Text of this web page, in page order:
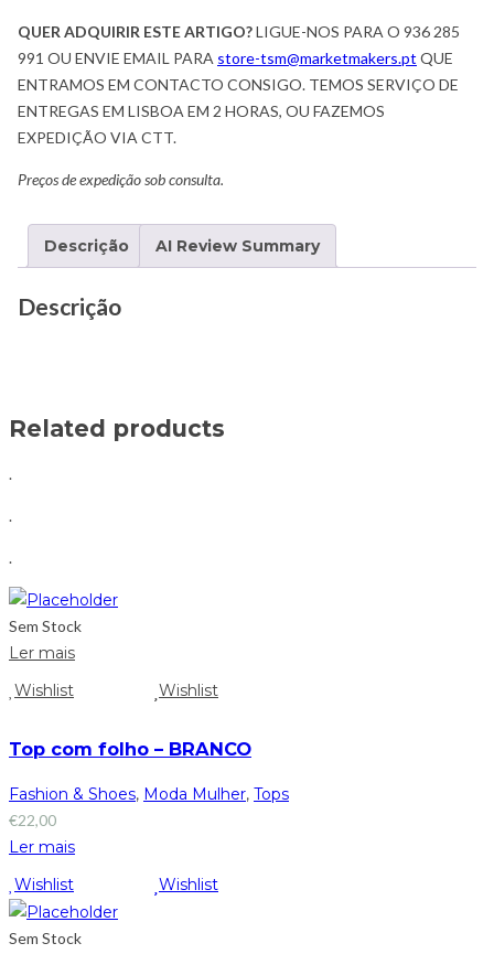
QUER ADQUIRIR ESTE ARTIGO?LIGUE-NOS PARA O 936 285
991 OU ENVIE EMAIL PARA store-tsm@marketmakers.pt QUE
ENTRAMOS EM CONTACTO CONSIGO. TEMOS SERVIÇO DE
ENTREGAS EM LISBOA EM 2 HORAS, OU FAZEMOS
EXPEDIÇÃO VIA CTT.
Preços de expedição sob consulta.
Descrição AI Review Summary
Descrição
Related products
.
.
.
Sem Stock
Ler mais
Wishlist
Wishlist
Top com folho – BRANCO
Fashion & Shoes, Moda Mulher, Tops
€22,00
Ler mais
Wishlist
Wishlist
Sem Stock